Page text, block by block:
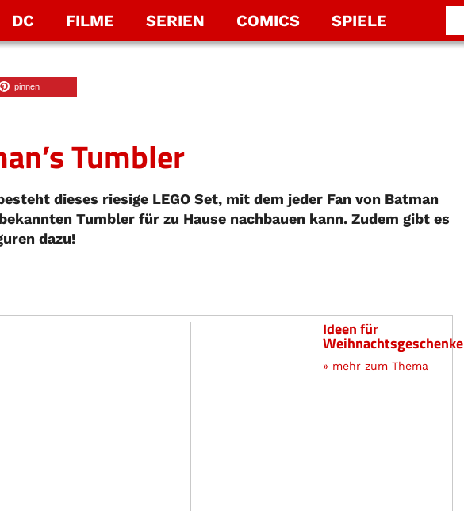
DC FILME SERIEN COMICS SPIELE
pinnen
Tumbler
dieses riesige LEGO Set, mit dem jeder Fan von Batman
Tumbler für zu Hause nachbauen kann. Zudem gibt es
dazu!
Ideen für
Weihnachtsgeschenke
» mehr zum Thema